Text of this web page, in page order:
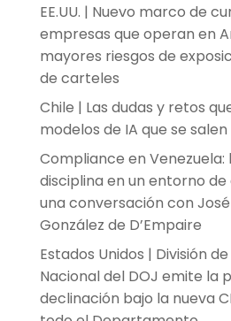
EE.UU. | Nuevo marco de
empresas que operan en
mayores riesgos de
de carteles
Chile | Las dudas y retos
modelos de IA que se
Compliance en Venezuela:
disciplina en un entorno
una conversación con
González de D’Empaire
Estados Unidos | División
Nacional del DOJ emite la
declinación bajo la nueva